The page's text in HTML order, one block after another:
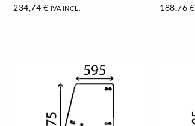
234,74 € IVA INCL. 188,76 €